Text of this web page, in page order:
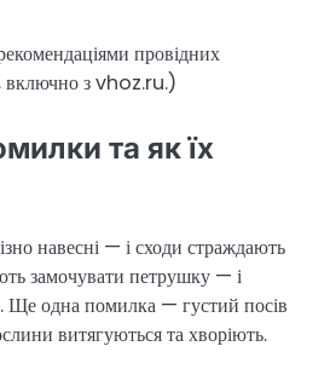
провідних
включно з vhoz.ru.)
та як їх
навесні — і сходи страждають
замочувати петрушку — і
Ще одна помилка — густий посів
витягуються та хворіють.